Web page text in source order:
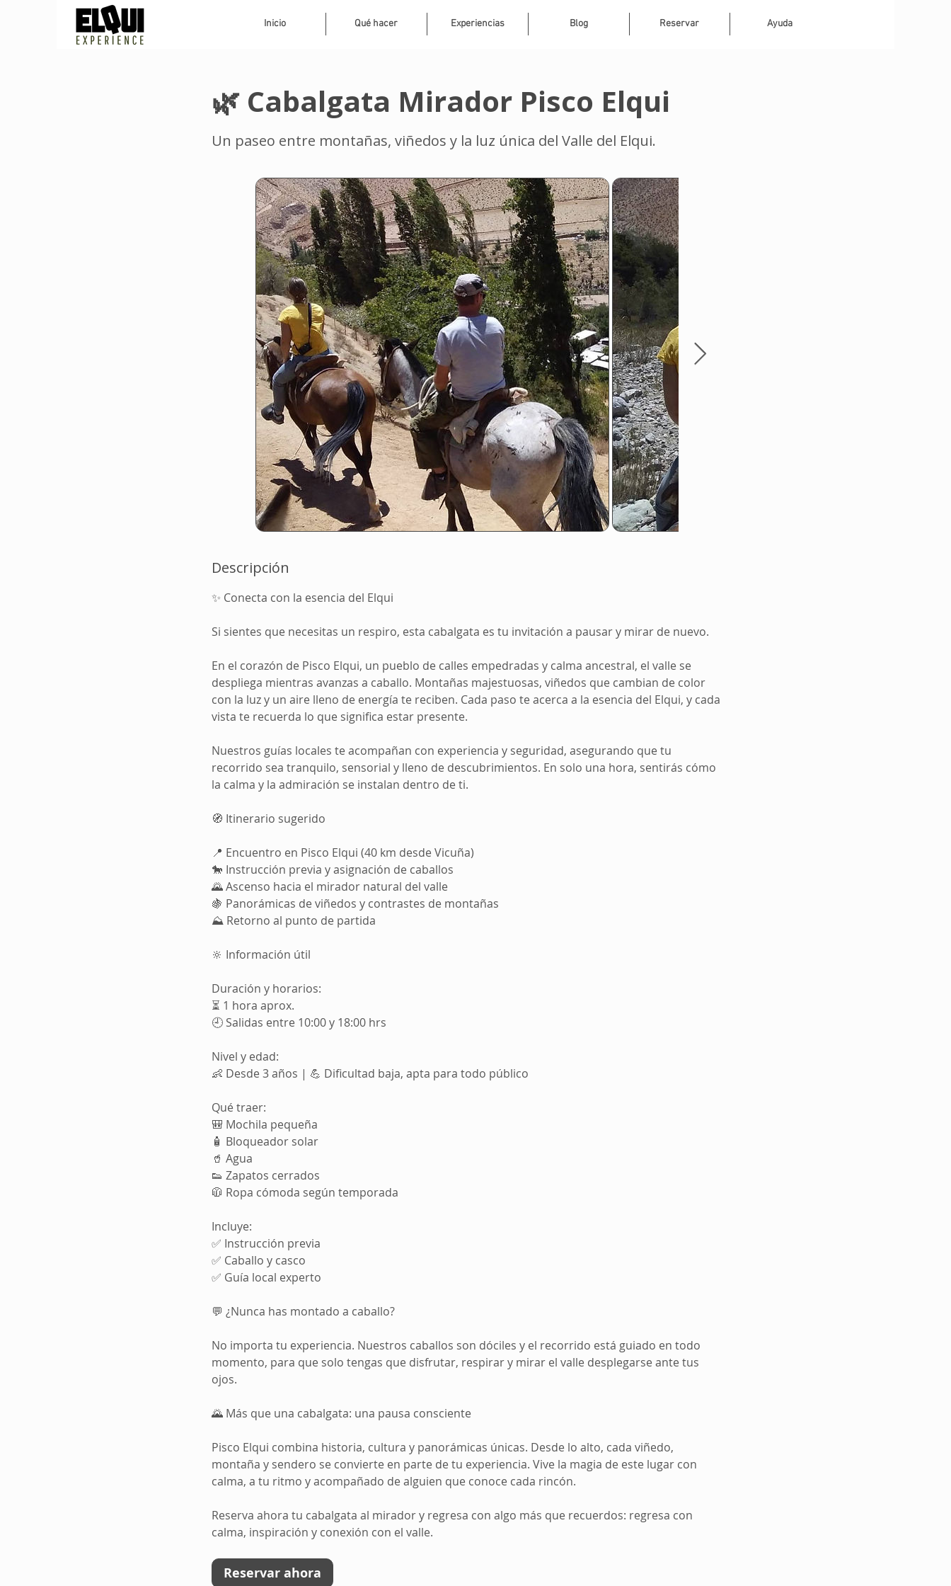
Inicio Qué hacer Experiencias Blog Reservar Ayuda
🌿 Cabalgata Mirador Pisco Elqui
Un paseo entre montañas, viñedos y la luz única del Valle del Elqui.
Descripción
✨ Conecta con la esencia del Elqui
Si sientes que necesitas un respiro, esta cabalgata es tu invitación a pausar y mirar de nuevo.
En el corazón de Pisco Elqui, un pueblo de calles empedradas y calma ancestral, el valle se
despliega mientras avanzas a caballo. Montañas majestuosas, viñedos que cambian de color
con la luz y un aire lleno de energía te reciben. Cada paso te acerca a la esencia del Elqui, y cada
vista te recuerda lo que significa estar presente.
Nuestros guías locales te acompañan con experiencia y seguridad, asegurando que tu
recorrido sea tranquilo, sensorial y lleno de descubrimientos. En solo una hora, sentirás cómo
la calma y la admiración se instalan dentro de ti.
🧭 Itinerario sugerido
📍 Encuentro en Pisco Elqui (40 km desde Vicuña)
🐎 Instrucción previa y asignación de caballos
🌄 Ascenso hacia el mirador natural del valle
🍇 Panorámicas de viñedos y contrastes de montañas
⛰️ Retorno al punto de partida
🔆 Información útil
Duración y horarios:
⏳ 1 hora aprox.
🕘 Salidas entre 10:00 y 18:00 hrs
Nivel y edad:
👶 Desde 3 años | 💪 Dificultad baja, apta para todo público
Qué traer:
🎒 Mochila pequeña
🧴 Bloqueador solar
🥤 Agua
👟 Zapatos cerrados
🧥 Ropa cómoda según temporada
Incluye:
✅ Instrucción previa
✅ Caballo y casco
✅ Guía local experto
💬 ¿Nunca has montado a caballo?
No importa tu experiencia. Nuestros caballos son dóciles y el recorrido está guiado en todo
momento, para que solo tengas que disfrutar, respirar y mirar el valle desplegarse ante tus
ojos.
🌄 Más que una cabalgata: una pausa consciente
Pisco Elqui combina historia, cultura y panorámicas únicas. Desde lo alto, cada viñedo,
montaña y sendero se convierte en parte de tu experiencia. Vive la magia de este lugar con
calma, a tu ritmo y acompañado de alguien que conoce cada rincón.
Reserva ahora tu cabalgata al mirador y regresa con algo más que recuerdos: regresa con
calma, inspiración y conexión con el valle.
Reservar ahora